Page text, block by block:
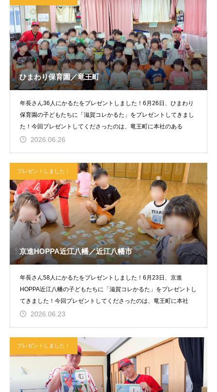
ひまわり保育園／竜王町
年長さん36人にかるたをプレゼントしました！6月26日、ひまわり
保育園の子どもたちに「滋賀コレかるた」をプレゼントしてきまし
た！今回プレゼントしてくださったのは、竜王町に本社のある
2026.06.26
プレゼントしました！
京進HOPPA近江八幡／近江八幡市
年長さん58人にかるたをプレゼントしました！6月23日、京進
HOPPA近江八幡の子どもたちに「滋賀コレかるた」をプレゼントし
てきました！今回プレゼントしてくださったのは、竜王町に本社
2026.06.23
プレゼントしました！